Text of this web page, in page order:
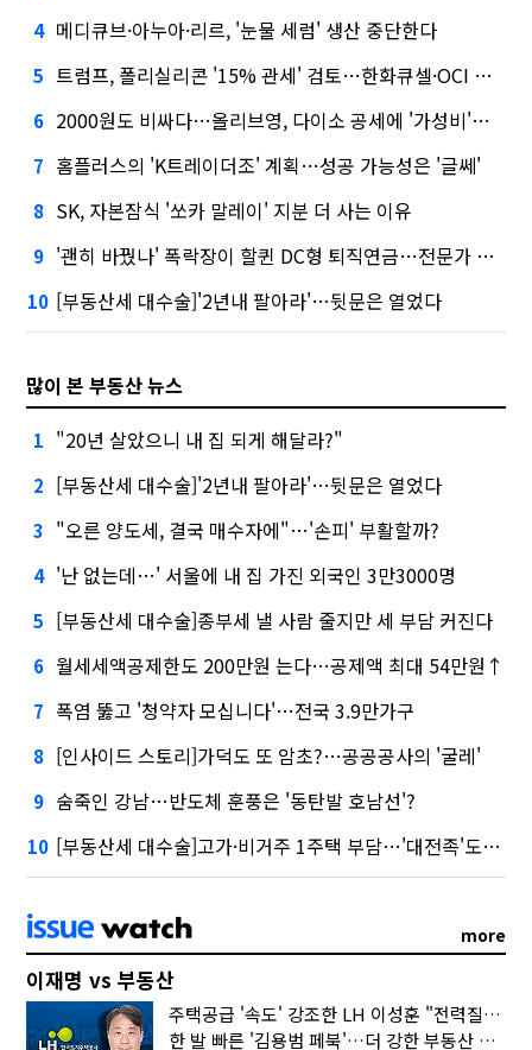
4 메디큐브·아누아·리르, '눈물 세럼' 생산 중단한다
5 트럼프, 폴리실리콘 '15% 관세' 검토…한화큐셀·OCI 영향은?
6 2000원도 비싸다…올리브영, 다이소 공세에 '가성비'로 맞불
7 홈플러스의 'K트레이더조' 계획…성공 가능성은 '글쎄'
8 SK, 자본잠식 '쏘카 말레이' 지분 더 사는 이유
9 '괜히 바꿨나' 폭락장이 할퀸 DC형 퇴직연금…전문가 조언은
10 [부동산세 대수술]'2년내 팔아라'…뒷문은 열었다
많이 본 부동산 뉴스
1 "20년 살았으니 내 집 되게 해달라?"
2 [부동산세 대수술]'2년내 팔아라'…뒷문은 열었다
3 "오른 양도세, 결국 매수자에"…'손피' 부활할까?
4 '난 없는데…' 서울에 내 집 가진 외국인 3만3000명
5 [부동산세 대수술]종부세 낼 사람 줄지만 세 부담 커진다
6 월세세액공제한도 200만원 는다…공제액 최대 54만원↑
7 폭염 뚫고 '청약자 모십니다'…전국 3.9만가구
8 [인사이드 스토리]가덕도 또 암초?…공공공사의 '굴레'
9 숨죽인 강남…반도체 훈풍은 '동탄발 호남선'?
10 [부동산세 대수술]고가·비거주 1주택 부담…'대전족'도 불똥
more
이재명 vs 부동산
주택공급 '속도' 강조한 LH 이성훈 "전력질주해야"
한 발 빠른 '김용범 페북'…더 강한 부동산 규제 나오나